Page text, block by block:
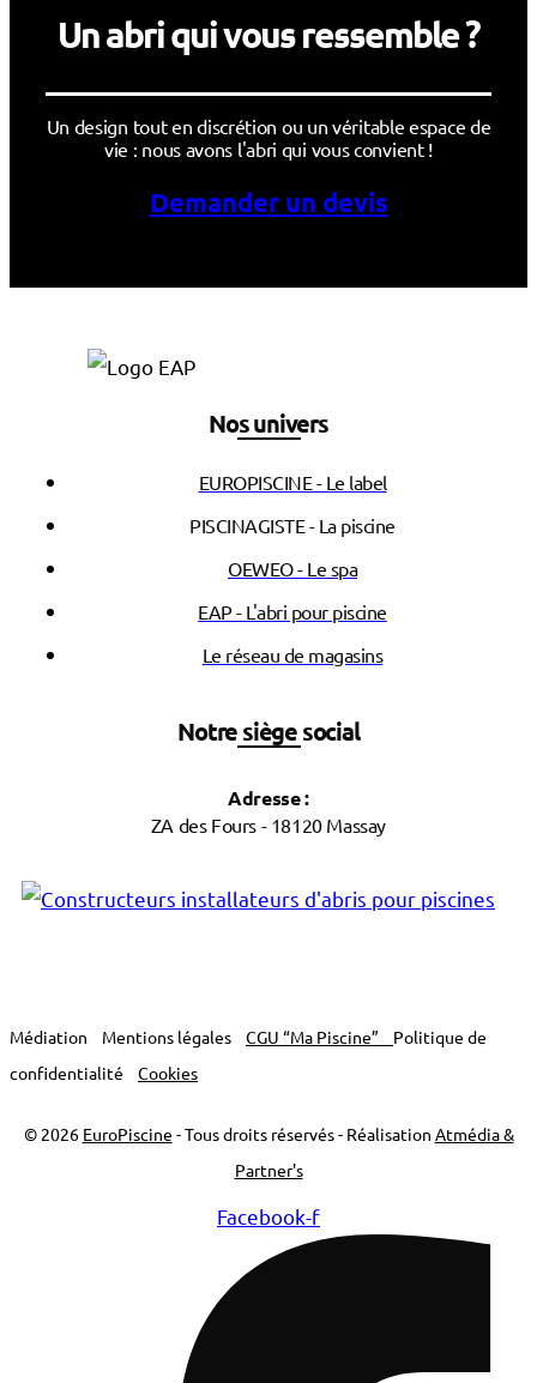
Un abri qui vous ressemble ?
Un design tout en discrétion ou un véritable espace de
vie : nous avons l'abri qui vous convient !
Demander un devis
Nos univers
EUROPISCINE - Le label
PISCINAGISTE - La piscine
OEWEO - Le spa
EAP - L'abri pour piscine
Le réseau de magasins
Notre siège social
Adresse :
ZA des Fours - 18120 Massay
Médiation Mentions légales CGU “Ma Piscine” Politique de
confidentialité
Cookies
© 2026 EuroPiscine - Tous droits réservés - Réalisation Atmédia &
Partner's
Facebook-f